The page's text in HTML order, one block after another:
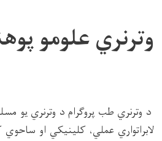
وترنري علومو
د وترنري طب پروګرام د وترنري
لابراتواري عملي، کلینیکي او